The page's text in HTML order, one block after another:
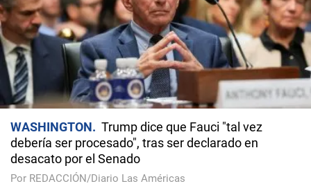
WASHINGTON
Trump dice que Fauci "tal vez
debería ser procesado", tras ser declarado en
desacato por el Senado
Por REDACCIÓN/Diario Las Américas